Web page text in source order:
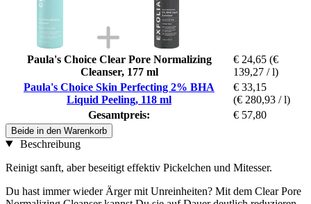
Paula's Choice Clear Pore Normalizing
Cleanser, 177 ml
€ 24,65 (€
139,27 / l)
Paula's Choice Skin Perfecting 2% BHA
Liquid Peeling, 118 ml
€ 33,15
(€ 280,93 / l)
Gesamtpreis:
€ 57,80
Beide in den Warenkorb
Beschreibung
Reinigt sanft, aber beseitigt effektiv Pickelchen und Mitesser.
Du hast immer wieder Ärger mit Unreinheiten? Mit dem Clear Pore